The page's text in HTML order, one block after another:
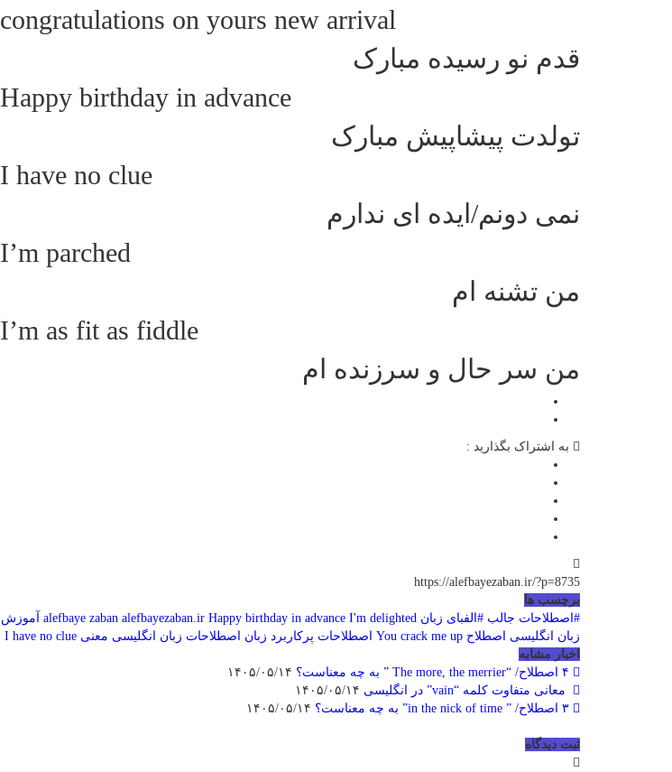
congratulations on yours new arrival
قدم نو رسیده مبارک
Happy birthday in advance
تولدت پیشاپیش مبارک
I have no clue
نمی دونم/ایده ای ندارم
I’m parched
من تشنه ام
I’m as fit as fiddle
من سر حال و سرزنده ام
به اشتراک بگذارید :
https://alefbayezaban.ir/?p=8735
برچسب ها
#اصطلاحات جالب #الفبای زبان alefbaye zaban alefbayezaban.ir Happy birthday in advance I'm delighted
آموزش
زبان انگلیسی اصطلاح You crack me up اصطلاحات پرکاربرد زبان اصطلاحات زبان انگلیسی معنی I have no clue
اخبار مشابه
معانی متفاوت کلمه “vain” در انگلیسی
ثبت دیدگاه